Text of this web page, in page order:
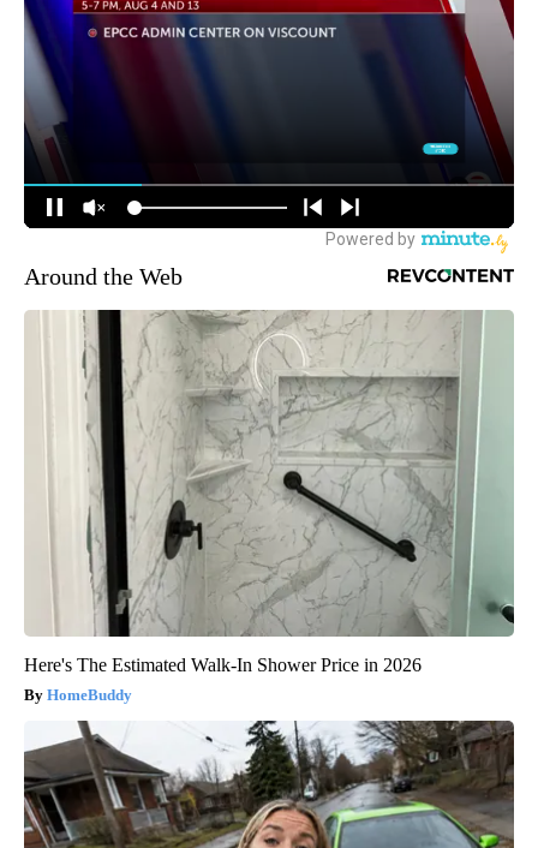
Around the Web
Here's The Estimated Walk-In Shower Price in 2026
HomeBuddy